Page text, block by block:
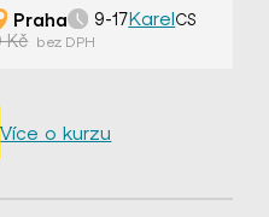
Praha 9-17KarelCS
Kč bez DPH
Více o kurzu